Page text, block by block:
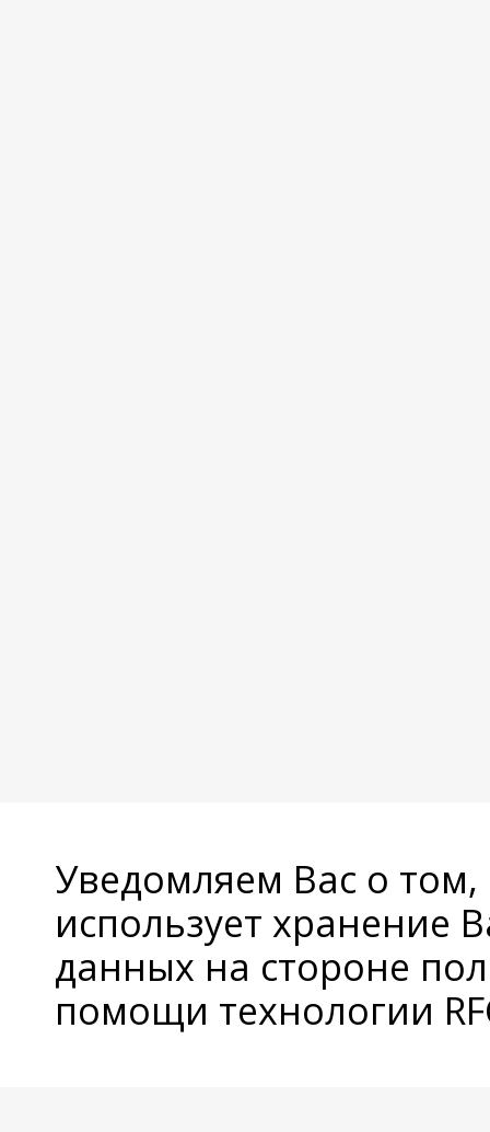
Уведомляем Вас о
использует хранение
данных на стороне
помощи технологии